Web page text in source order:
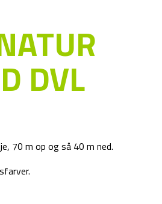
DVL
70 m op og så 40 m ned.